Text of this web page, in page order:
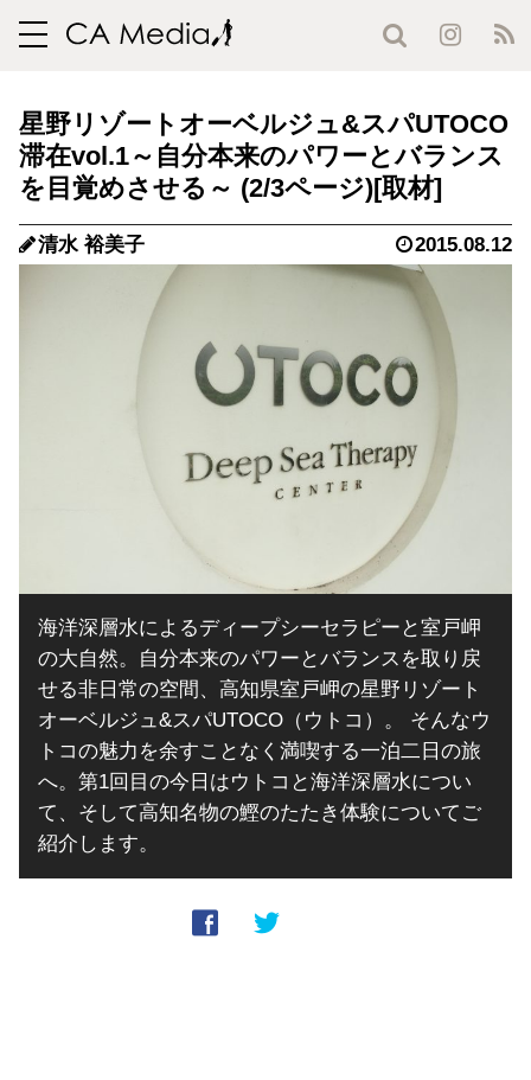
toggle
星野リゾートオーベルジュ&スパUTOCO
滞在vol.1～自分本来のパワーとバランス
を目覚めさせる～ (2/3ページ)
清水 裕美子 2015.08.12
海洋深層水によるディープシーセラピーと室戸岬
の大自然。自分本来のパワーとバランスを取り戻
せる非日常の空間、高知県室戸岬の星野リゾート
オーベルジュ&スパUTOCO（ウトコ）。 そんなウ
トコの魅力を余すことなく満喫する一泊二日の旅
へ。第1回目の今日はウトコと海洋深層水につい
て、そして高知名物の鰹のたたき体験についてご
紹介します。